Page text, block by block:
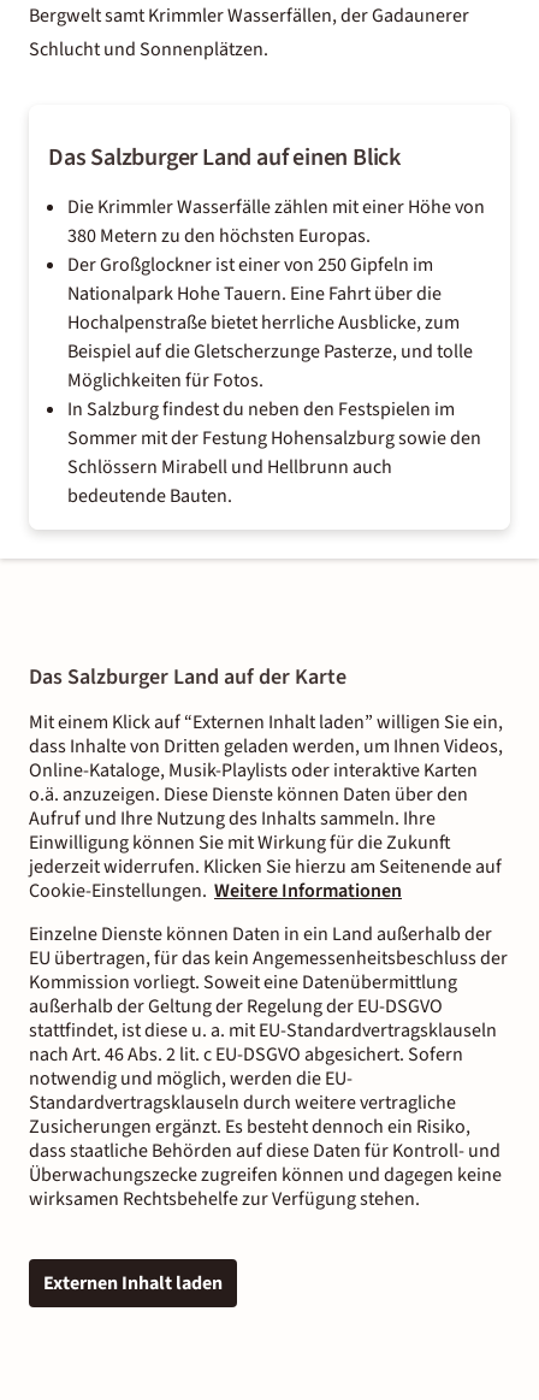
Bergwelt samt Krimmler Wasserfällen, der Gadaunerer
Schlucht und Sonnenplätzen.
Das Salzburger Land auf einen Blick
Die Krimmler Wasserfälle zählen mit einer Höhe von
380 Metern zu den höchsten Europas.
Der Großglockner ist einer von 250 Gipfeln im
Nationalpark Hohe Tauern. Eine Fahrt über die
Hochalpenstraße bietet herrliche Ausblicke, zum
Beispiel auf die Gletscherzunge Pasterze, und tolle
Möglichkeiten für Fotos.
In Salzburg findest du neben den Festspielen im
Sommer mit der Festung Hohensalzburg sowie den
Schlössern Mirabell und Hellbrunn auch
bedeutende Bauten.
Das Salzburger Land auf der Karte
Mit einem Klick auf “Externen Inhalt laden” willigen Sie ein,
dass Inhalte von Dritten geladen werden, um Ihnen Videos,
Online-Kataloge, Musik-Playlists oder interaktive Karten
o.ä. anzuzeigen. Diese Dienste können Daten über den
Aufruf und Ihre Nutzung des Inhalts sammeln. Ihre
Einwilligung können Sie mit Wirkung für die Zukunft
jederzeit widerrufen. Klicken Sie hierzu am Seitenende auf
Cookie-Einstellungen. Weitere Informationen
Einzelne Dienste können Daten in ein Land außerhalb der
EU übertragen, für das kein Angemessenheitsbeschluss der
Kommission vorliegt. Soweit eine Datenübermittlung
außerhalb der Geltung der Regelung der EU-DSGVO
stattfindet, ist diese u. a. mit EU-Standardvertragsklauseln
nach Art. 46 Abs. 2 lit. c EU-DSGVO abgesichert. Sofern
notwendig und möglich, werden die EU-
Standardvertragsklauseln durch weitere vertragliche
Zusicherungen ergänzt. Es besteht dennoch ein Risiko,
dass staatliche Behörden auf diese Daten für Kontroll- und
Überwachungszecke zugreifen können und dagegen keine
wirksamen Rechtsbehelfe zur Verfügung stehen.
Externen Inhalt laden